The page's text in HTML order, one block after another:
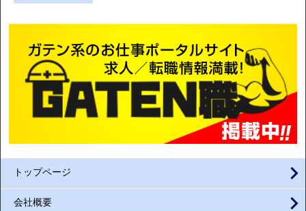
トップページ
会社概要